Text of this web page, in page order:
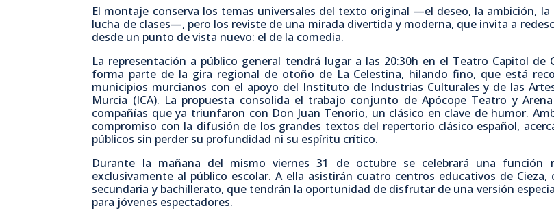
o
k
r p
p
t
i
r
El montaje conserva los temas universales del texto original —el deseo, la ambición, la
lucha de clases—, pero los reviste de una mirada divertida y moderna, que invita a
desde un punto de vista nuevo: el de la comedia.
La representación a público general tendrá lugar a las 20:30h en el Teatro Capitol de
forma parte de la gira regional de otoño de La Celestina, hilando fino, que está
municipios murcianos con el apoyo del Instituto de Industrias Culturales y de las
Murcia (ICA). La propuesta consolida el trabajo conjunto de Apócope Teatro y
compañías que ya triunfaron con Don Juan Tenorio, un clásico en clave de humor.
compromiso con la difusión de los grandes textos del repertorio clásico español,
públicos sin perder su profundidad ni su espíritu crítico.
Durante la mañana del mismo viernes 31 de octubre se celebrará una función
exclusivamente al público escolar. A ella asistirán cuatro centros educativos de Cieza,
secundaria y bachillerato, que tendrán la oportunidad de disfrutar de una versión
para jóvenes espectadores.